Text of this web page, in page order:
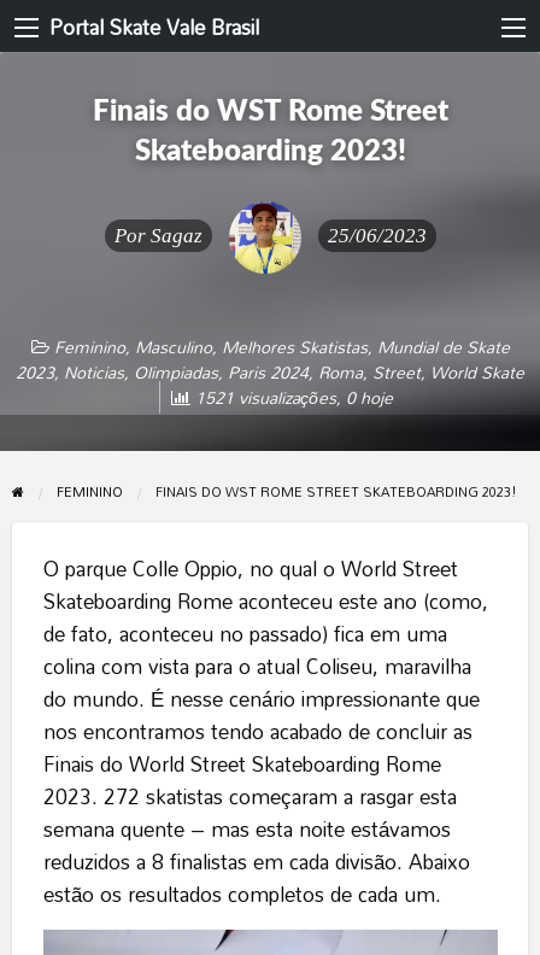
Portal Skate Vale Brasil
Finais do WST Rome Street
Skateboarding 2023!
Por Sagaz 25/06/2023
Feminino, Masculino, Melhores Skatistas, Mundial de Skate
2023, Noticias, Olimpiadas, Paris 2024, Roma, Street, World Skate
1521 visualizações, 0 hoje
FEMININO FINAIS DO WST ROME STREET SKATEBOARDING 2023!
O parque Colle Oppio, no qual o World Street
Skateboarding Rome aconteceu este ano (como,
de fato, aconteceu no passado) fica em uma
colina com vista para o atual Coliseu, maravilha
do mundo. É nesse cenário impressionante que
nos encontramos tendo acabado de concluir as
Finais do World Street Skateboarding Rome
2023. 272 ​​skatistas começaram a rasgar esta
semana quente – mas esta noite estávamos
reduzidos a 8 finalistas em cada divisão. Abaixo
estão os resultados completos de cada um.